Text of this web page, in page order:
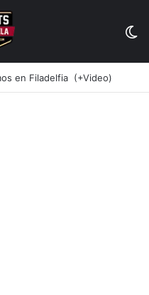
en Filadelfia (+Video)